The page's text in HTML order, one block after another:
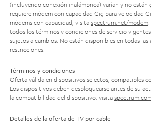
(incluyendo conexión inalámbrica) varían y no están
requiere módem con capacidad Gig para velocidad
módems con capacidad, visita spectrum.net/modem
todos los términos y condiciones de servicio
sujetos a cambios. No están disponibles en todas las
restricciones.
Términos y condiciones
Oferta válida en dispositivos selectos, compatibles
Los dispositivos deben desbloquearse antes de su
la compatibilidad del dispositivo, visita
Detalles de la oferta de TV por cable